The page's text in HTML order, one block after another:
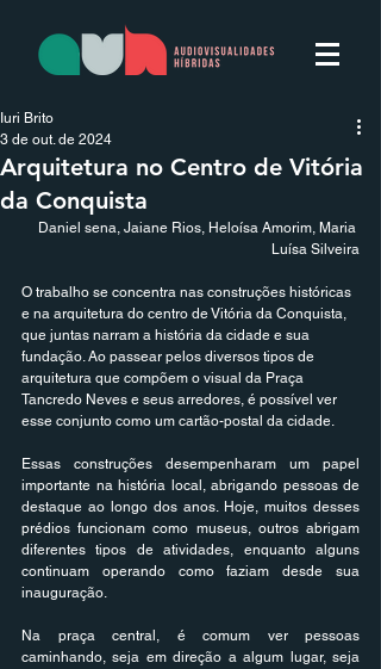
Arquitetura no Centro de Vitória
da Conquista
Iuri Brito
3 de out. de 2024
Daniel sena, Jaiane Rios, Heloísa Amorim, Maria
Luísa Silveira
O trabalho se concentra nas construções históricas
e na arquitetura do centro de Vitória da Conquista,
que juntas narram a história da cidade e sua
fundação. Ao passear pelos diversos tipos de
arquitetura que compõem o visual da Praça
Tancredo Neves e seus arredores, é possível ver
esse conjunto como um cartão-postal da cidade.
Essas construções desempenharam um papel
importante na história local, abrigando pessoas de
destaque ao longo dos anos. Hoje, muitos desses
prédios funcionam como museus, outros abrigam
diferentes tipos de atividades, enquanto alguns
continuam operando como faziam desde sua
inauguração.
Na praça central, é comum ver pessoas
caminhando, seja em direção a algum lugar, seja